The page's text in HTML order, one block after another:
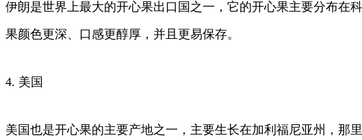
伊朗是世界上最大的开心果出口国之一，它的开心果主要分布在
果颜色更深、口感更醇厚，并且更易保存。
4. 美国
美国也是开心果的主要产地之一，主要生长在加利福尼亚州，那